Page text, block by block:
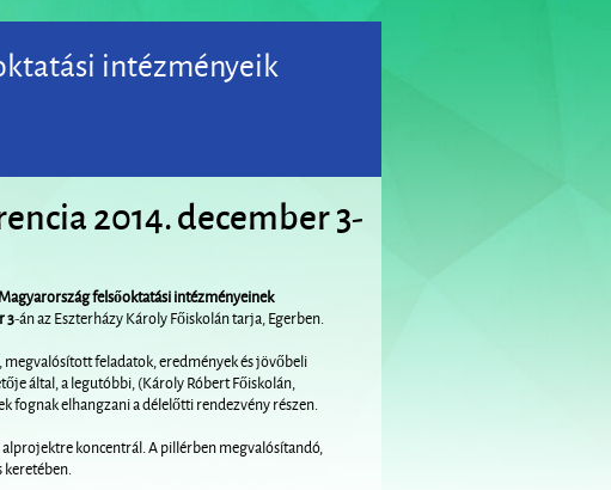
intézményeik
2014. december 3-
felsőoktatási intézményeinek
3-án az Eszterházy Károly Főiskolán tarja, Egerben.
feladatok, eredmények és jövőbeli
által, a legutóbbi, (Károly Róbert Főiskolán,
fognak elhangzani a délelőtti rendezvény részen.
koncentrál. A pillérben megvalósítandó,
keretében.